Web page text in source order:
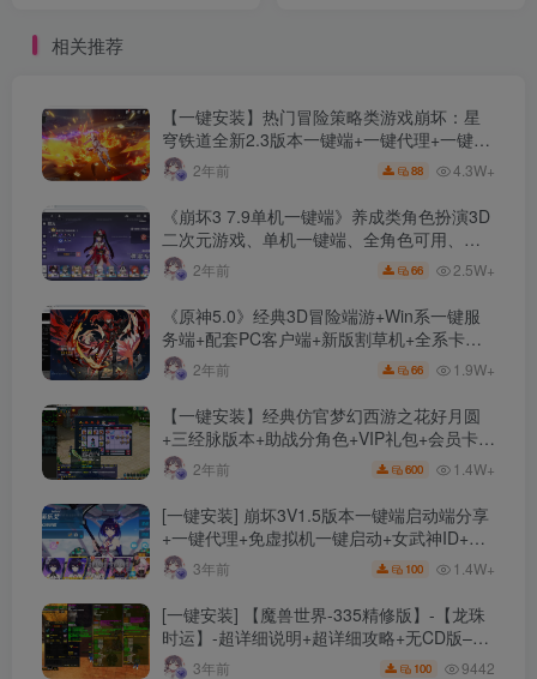
相关推荐
【一键安装】热门冒险策略类游戏崩坏：星
穹铁道全新2.3版本一键端+一键代理+一键启
动+免虚拟机
2年前 88 4.3W+
《崩坏3 7.9单机一键端》养成类角色扮演3D
二次元游戏、单机一键端、全角色可用、无
限资源、附带保姆级安装教程
2年前 66 2.5W+
《原神5.0》经典3D冒险端游+Win系一键服
务端+配套PC客户端+新版割草机+全系卡池
文件2年前 66 1.9W+
【一键安装】经典仿官梦幻西游之花好月圆
+三经脉版本+助战分角色+VIP礼包+会员卡
+剧情活动+视频搭建及其他修改资料
2年前 600 1.4W+
[一键安装] 崩坏3V1.5版本一键端启动端分享
+一键代理+免虚拟机一键启动+女武神ID+详
细指令+极简一键修改
3年前 100 1.4W+
[一键安装] 【魔兽世界-335精修版】-【龙珠
时运】-超详细说明+超详细攻略+无CD版–精
修版本-站长推荐+站长亲测
3年前 100 9442